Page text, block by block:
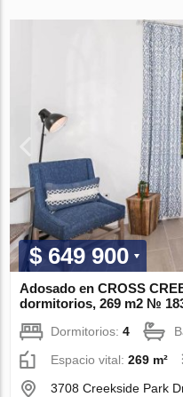
$ 649 900
Adosado en CROSS
dormitorios, 269 m2 №
Dormitorios:4
Espacio vital:269 m²
3708 Creekside Park